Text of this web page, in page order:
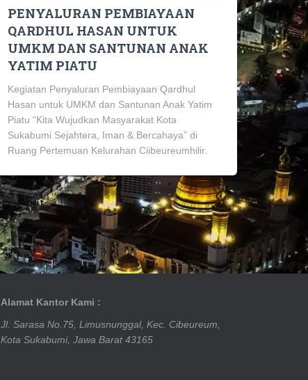
PENYALURAN PEMBIAYAAN
QARDHUL HASAN UNTUK
UMKM DAN SANTUNAN ANAK
YATIM PIATU
Kegiatan Penyaluran Pembiayaan Qardhul
Hasan untuk UMKM dan Santunan Anak Yatim
Piatu “Kita Wujudkan Masyarakat Kota
Sukabumi Sejahtera, Iman & Bercahaya” di
Ruang Pertemuan Kelurahan Ciibeureumhilir.
Alamat Kantor Kami :
Jl. Sarasa No.75, Limusnunggal, Kec. Cibeureum,
Kota Sukabumi, Jawa Barat 43165